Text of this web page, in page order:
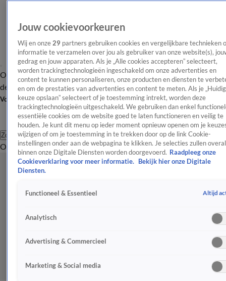
OverzichtAfleveringen Entertainment TV Algemeen
Tip
de redactieNieuwsbrief
Volg Shownieuws
Zoeken
OverzichtEntertainmentSpraakmakendRealityCrimeVideo's
Jouw cookievoorkeuren
Wij en onze 29 partners gebruiken cookies en vergelijkbare technieken
informatie te verzamelen over jou als gebruiker van onze website(s),
gedrag en jouw apparaten. Als je „Alle cookies accepteren” selecteert,
worden trackingtechnologieën ingeschakeld om onze advertenties en
content te kunnen personaliseren, onze producten en diensten te
en om de prestaties van advertenties en content te meten. Als je
keuze opslaan” selecteert of je toestemming intrekt, worden deze
trackingtechnologieën uitgeschakeld. We gebruiken dan enkel
essentiële cookies om de website goed te laten functioneren en veilig te
houden. Je kunt dit menu op ieder moment opnieuw openen om je
wijzigen of om je toestemming in te trekken door op de link Cookie-
instellingen onder aan de webpagina te klikken. Je selecties zullen overal
binnen onze Digitale Diensten worden doorgevoerd. Raadpleeg onze
Cookieverklaring voor meer informatie.
Bekijk hier onze Digitale
Diensten.
Functioneel & Essentieel Altijd
Analytisch
Advertising & Commercieel
Marketing & Social media